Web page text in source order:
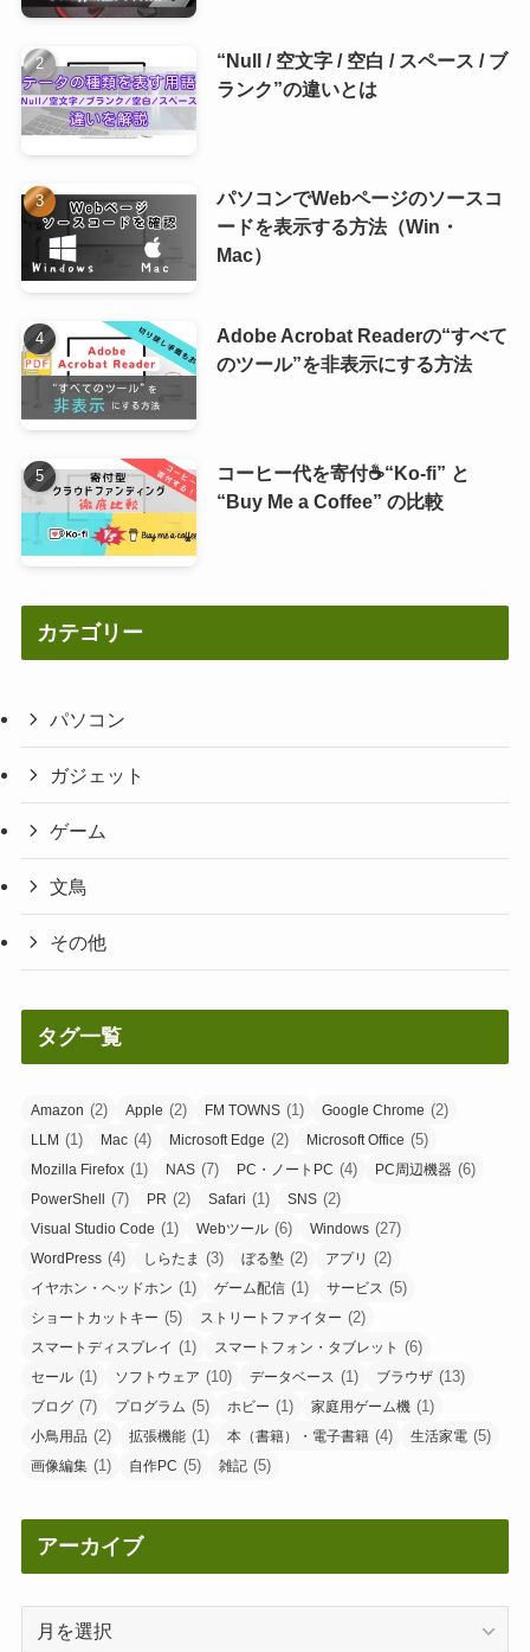
“Null / 空文字 / 空白 / スペース / ブ
ランク”の違いとは
パソコンでWebページのソースコ
ードを表示する方法（Win・
Mac）
Adobe Acrobat Readerの“すべて
のツール”を非表示にする方法
コーヒー代を寄付☕“Ko-fi” と
“Buy Me a Coffee” の比較
カテゴリー
パソコン
ガジェット
ゲーム
文鳥
その他
タグ一覧
Amazon (2) Apple (2) FM TOWNS (1) Google Chrome (2)
LLM (1) Mac (4) Microsoft Edge (2) Microsoft Office (5)
Mozilla Firefox (1) NAS (7) PC・ノートPC (4) PC周辺機器 (6)
PowerShell (7) PR (2) Safari (1) SNS (2)
Visual Studio Code (1) Webツール (6) Windows (27)
WordPress (4) しらたま (3) ぼる塾 (2) アプリ (2)
イヤホン・ヘッドホン (1) ゲーム配信 (1) サービス (5)
ショートカットキー (5) ストリートファイター (2)
スマートディスプレイ (1) スマートフォン・タブレット (6)
セール (1) ソフトウェア (10) データベース (1) ブラウザ (13)
ブログ (7) プログラム (5) ホビー (1) 家庭用ゲーム機 (1)
小鳥用品 (2) 拡張機能 (1) 本（書籍）・電子書籍 (4) 生活家電 (5)
画像編集 (1) 自作PC (5) 雑記 (5)
アーカイブ